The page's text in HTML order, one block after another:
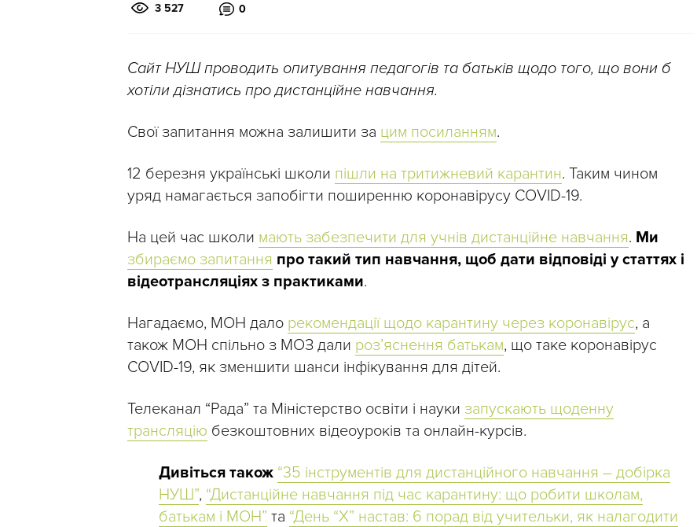
3 527 0
Сайт НУШ проводить опитування педагогів та батьків щодо того, що вони б
хотіли дізнатись про дистанційне навчання.
Свої запитання можна залишити за цим посиланням.
12 березня українські школи пішли на тритижневий карантин. Таким чином
уряд намагається запобігти поширенню коронавірусу COVID-19.
На цей час школи мають забезпечити для учнів дистанційне навчання. Ми
збираємо запитання про такий тип навчання, щоб дати відповіді у статтях і
відеотрансляціях з практиками.
Нагадаємо, МОН дало рекомендації щодо карантину через коронавірус, а
також МОН спільно з МОЗ дали роз’яснення батькам, що таке коронавірус
COVID-19, як зменшити шанси інфікування для дітей.
Телеканал “Рада” та Міністерство освіти і науки запускають щоденну
трансляцію безкоштовних відеоуроків та онлайн-курсів.
Дивіться також “35 інструментів для дистанційного навчання – добірка
НУШ”, “Дистанційне навчання під час карантину: що робити школам,
батькам і МОН” та “День “X” настав: 6 порад від учительки, як налагодити